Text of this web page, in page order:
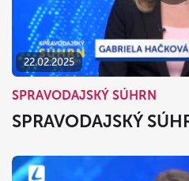
22.02.2025
SPRAVODAJSKÝ SÚHRN
SPRAVODAJSKÝ